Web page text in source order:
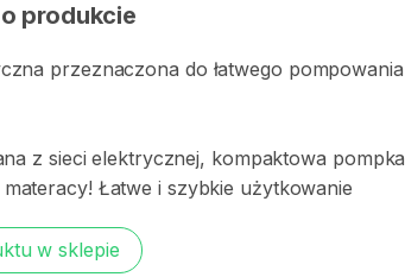
produkcie
przeznaczona do łatwego pompowania
z sieci elektrycznej​,​ kompaktowa pompka
materacy! Łatwe i szybkie użytkowanie
w sklepie